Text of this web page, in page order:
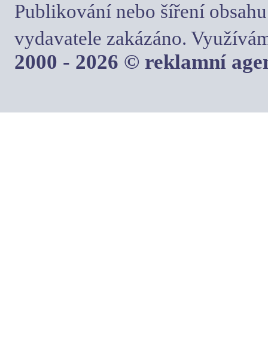
Publikování nebo šíření
vydavatele zakázáno.
2000 - 2026 © reklamní